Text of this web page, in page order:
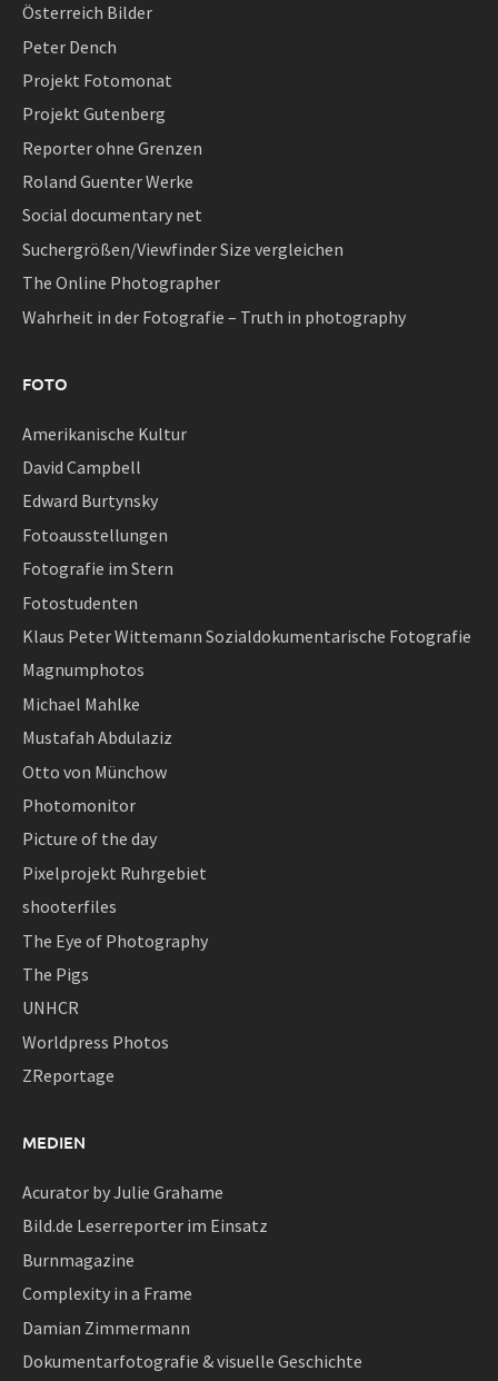
Österreich Bilder
Peter Dench
Projekt Fotomonat
Projekt Gutenberg
Reporter ohne Grenzen
Roland Guenter Werke
Social documentary net
Suchergrößen/Viewfinder Size vergleichen
The Online Photographer
Wahrheit in der Fotografie – Truth in photography
FOTO
Amerikanische Kultur
David Campbell
Edward Burtynsky
Fotoausstellungen
Fotografie im Stern
Fotostudenten
Klaus Peter Wittemann Sozialdokumentarische Fotografie
Magnumphotos
Michael Mahlke
Mustafah Abdulaziz
Otto von Münchow
Photomonitor
Picture of the day
Pixelprojekt Ruhrgebiet
shooterfiles
The Eye of Photography
The Pigs
UNHCR
Worldpress Photos
ZReportage
MEDIEN
Acurator by Julie Grahame
Bild.de Leserreporter im Einsatz
Burnmagazine
Complexity in a Frame
Damian Zimmermann
Dokumentarfotografie & visuelle Geschichte